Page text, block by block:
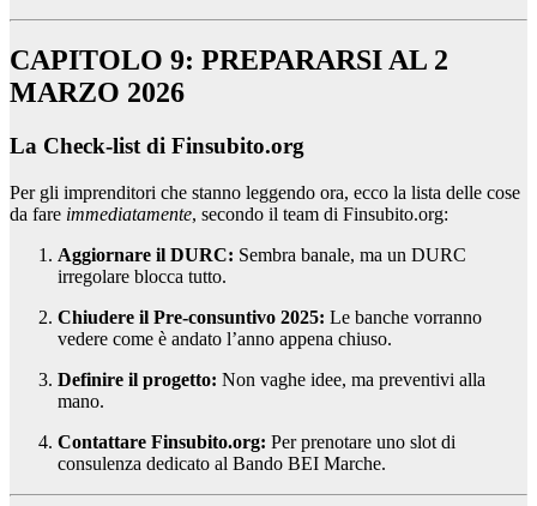
CAPITOLO 9: PREPARARSI AL 2
MARZO 2026
La Check-list di Finsubito.org
Per gli imprenditori che stanno leggendo ora, ecco la lista delle cose
da fare immediatamente, secondo il team di Finsubito.org:
Aggiornare il DURC: Sembra banale, ma un DURC
irregolare blocca tutto.
Chiudere il Pre-consuntivo 2025: Le banche vorranno
vedere come è andato l’anno appena chiuso.
Definire il progetto: Non vaghe idee, ma preventivi alla
mano.
Contattare Finsubito.org: Per prenotare uno slot di
consulenza dedicato al Bando BEI Marche.